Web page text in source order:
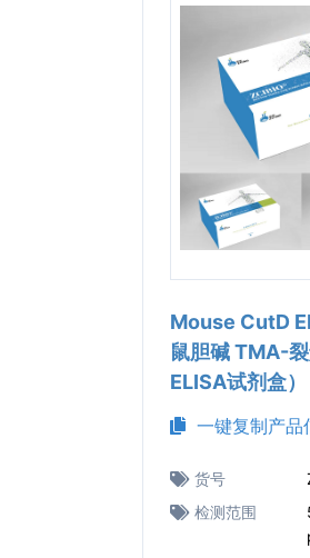
Mouse CutD
鼠胆碱 TMA-
ELISA试剂盒）
一键复制产品
货号
检测范围